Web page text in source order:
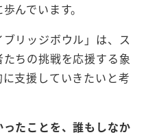
んでいます。
リッジボウル」は、ス
ちの挑戦を応援する象
支援していきたいと考
たことを、誰もしなか